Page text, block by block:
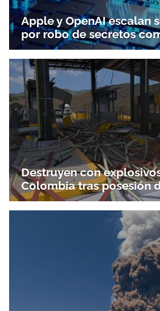
Apple y OpenAI escalan
por robo de secretos
Destruyen con
Colombia tras posesión